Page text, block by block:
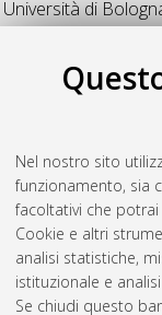
Nel nostro sito
funzionamento, sia
facoltativi che
Cookie e altri
analisi statistiche,
istituzionale e
Se chiudi questo
Università di
elettronica,
Vitucci, Enrico Maria
characterization of
thesis], Alma
Dottorato di
delle
10.6092/unibo/
Questa lista e'